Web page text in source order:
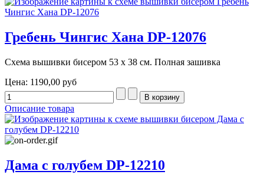
Гребень Чингис Хана DP-12076
Схема вышивки бисером 53 х 38 см. Полная зашивка
Цена: 1190,00 руб
Описание товара
Дама с голубем DP-12210